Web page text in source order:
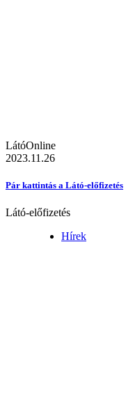
LátóOnline
2023.11.26
Pár kattintás a Látó-előfizetés
Látó-előfizetés
Hírek